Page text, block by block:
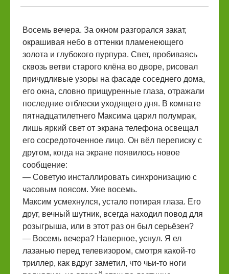
Восемь вечера. За окном разгорался закат,
окрашивая небо в оттенки пламенеющего
золота и глубокого пурпура. Свет, пробиваясь
сквозь ветви старого клёна во дворе, рисовал
причудливые узоры на фасаде соседнего дома,
его окна, словно прищуренные глаза, отражали
последние отблески уходящего дня. В комнате
пятнадцатилетнего Максима царил полумрак,
лишь яркий свет от экрана телефона освещал
его сосредоточенное лицо. Он вёл переписку с
другом, когда на экране появилось новое
сообщение:
— Советую инсталлировать синхронизацию с
часовым поясом. Уже восемь.
Максим усмехнулся, устало потирая глаза. Его
друг, вечный шутник, всегда находил повод для
розыгрыша, или в этот раз он был серьёзен?
— Восемь вечера? Наверное, уснул. Я ел
лазанью перед телевизором, смотря какой-то
триллер, как вдруг заметил, что чьи-то ноги